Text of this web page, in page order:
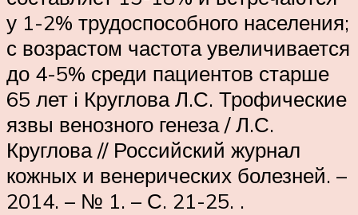
у 1-2% трудоспособного населения;
с возрастом частота увеличивается
до 4-5% среди пациентов старше
65 лет i Круглова Л.С. Трофические
язвы венозного генеза / Л.С.
Круглова // Российский журнал
кожных и венерических болезней. –
2014. – № 1. – С. 21-25. .